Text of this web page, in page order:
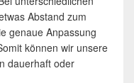
Abstand zum
genaue Anpassung
können wir unsere
dauerhaft oder